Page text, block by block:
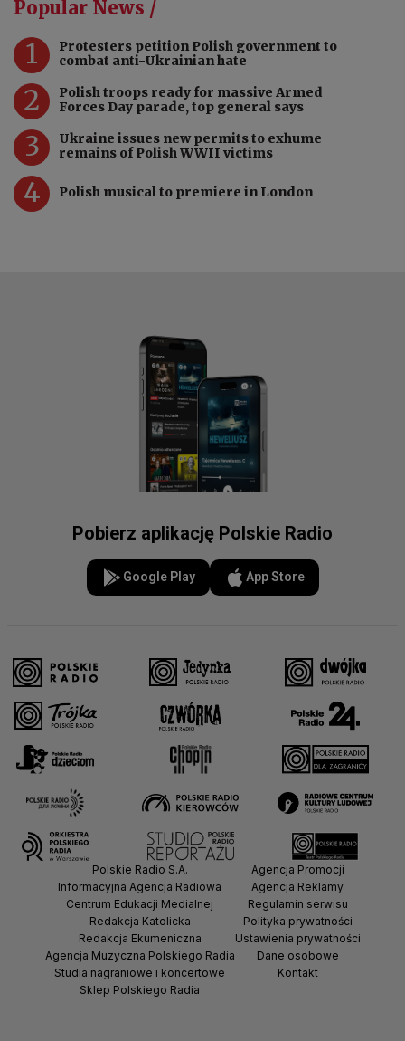
Popular News /
1
Protesters petition Polish government to
combat anti-Ukrainian hate
2
Polish troops ready for massive Armed
Forces Day parade, top general says
3
Ukraine issues new permits to exhume
remains of Polish WWII victims
4 Polish musical to premiere in London
Pobierz aplikację Polskie Radio
Google Play App Store
Polskie Radio S.A.
Informacyjna Agencja Radiowa
Centrum Edukacji Medialnej
Redakcja Katolicka
Redakcja Ekumeniczna
Agencja Muzyczna Polskiego Radia
Studia nagraniowe i koncertowe
Sklep Polskiego Radia
Agencja Promocji
Agencja Reklamy
Regulamin serwisu
Polityka prywatności
Ustawienia prywatności
Dane osobowe
Kontakt